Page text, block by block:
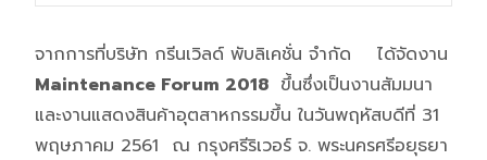
จากการที่บริษัท กรีนเวิลด์ พับลิเคชั่น จำกัด ได้จัดงาน
Maintenance Forum 2018 ขึ้นซึ่งเป็นงานสัมมนา
และงานแสดงสินค้าอุตสาหกรรมขึ้น ในวันพฤหัสบดีที่ 31
พฤษภาคม 2561 ณ กรุงศรีริเวอร์ จ. พระนครศรีอยุธยา